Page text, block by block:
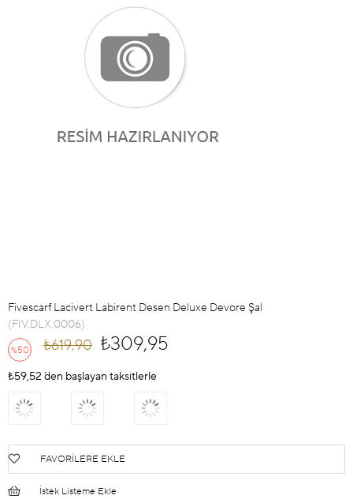
Fivescarf Lacivert Labirent Desen Deluxe Devore Şal
(FIV.DLX.0006)
%50
İndirim
₺619,90 ₺309,95
₺59,52 `den başlayan taksitlerle
FAVORILERE EKLE
İstek Listeme Ekle